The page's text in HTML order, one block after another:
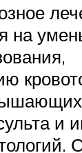
на
и